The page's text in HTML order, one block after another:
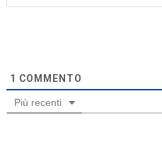
1 COMMENTO
Più recenti